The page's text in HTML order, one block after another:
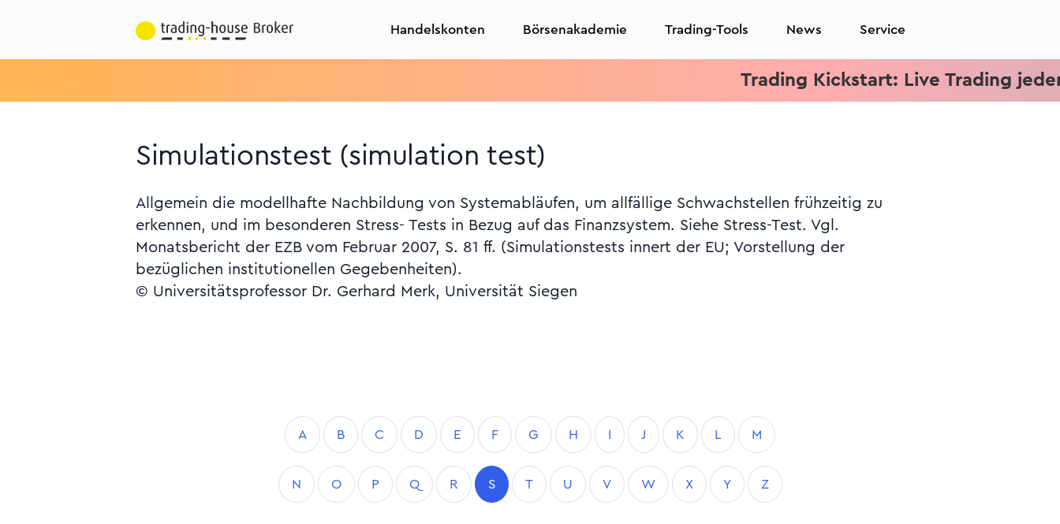
Handelskonten Börsenakademie Trading-Tools News Service
Trading Kickstart: Live Trading jeden
Simulationstest (simulation test)
Allgemein die modellhafte Nachbildung von Systemabläufen, um allfällige Schwachstellen frühzeitig zu
erkennen, und im besonderen Stress- Tests in Bezug auf das Finanzsystem. Siehe Stress-Test. Vgl.
Monatsbericht der EZB vom Februar 2007, S. 81 ff. (Simulationstests innert der EU; Vorstellung der
bezüglichen institutionellen Gegebenheiten).
© Universitätsprofessor Dr. Gerhard Merk, Universität Siegen
A B C D E F G H I J K L M
N O P Q R S T U V W X Y Z